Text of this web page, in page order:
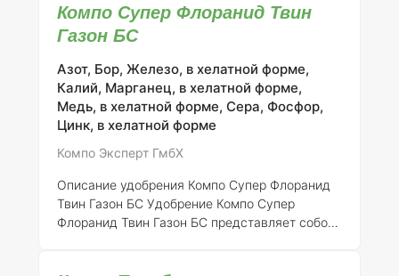
включает водорастворимые формы меди,
марганца и цинка, что обеспечивает их
максимальную доступность для растений.
Уникальная рецептура, адаптированная для
протравливания, гарантирует полное
хелатирование микроэлементов, что
способствует безопасному и эффективному
Питательные элементы, размещенные на
семенах, начин
Компо Супер Флоранид Твин
Газон БС
Азот, Бор, Железо, в хелатной форме,
Калий, Марганец, в хелатной форме,
Медь, в хелатной форме, Сера, Фосфор,
Цинк, в хелатной форме
Компо Эксперт ГмбХ
Описание удобрения Компо Супер Флоранид
Твин Газон БСУдобрение Компо Супер
Флоранид Твин Газон БС представляет собой